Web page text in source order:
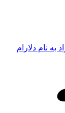
به نام دلارام